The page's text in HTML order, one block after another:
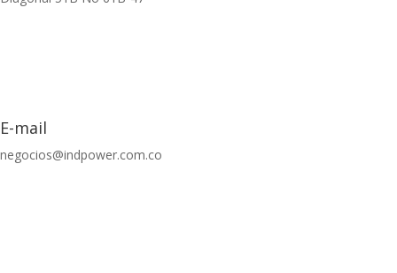
E-mail
negocios@indpower.com.co